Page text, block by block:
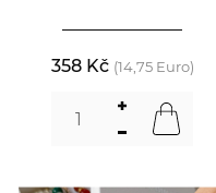
358 Kč (14,75 Euro)